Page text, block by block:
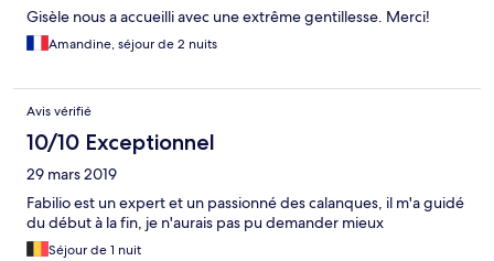
Gisèle nous a accueilli avec une extrême gentillesse. Merci!
Amandine, séjour de 2 nuits
Avis vérifié
10/10 Exceptionnel
29 mars 2019
Fabilio est un expert et un passionné des calanques, il m'a guidé
du début à la fin, je n'aurais pas pu demander mieux
Séjour de 1 nuit